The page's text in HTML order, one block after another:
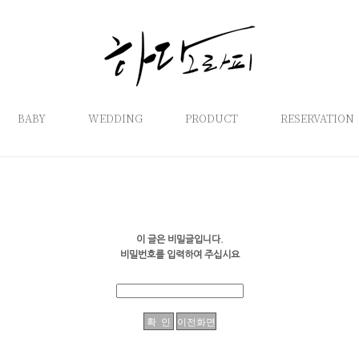
BABY WEDDING PRODUCT RESERVATION
이 글은 비밀글입니다.
비밀번호를 입력하여 주십시요